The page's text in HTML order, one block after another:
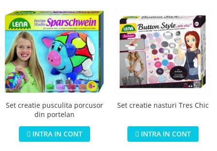
Set creatie pusculita porcusor
din portelan
INTRA IN CONT
Set creatie nasturi Tres Chic
INTRA IN CONT